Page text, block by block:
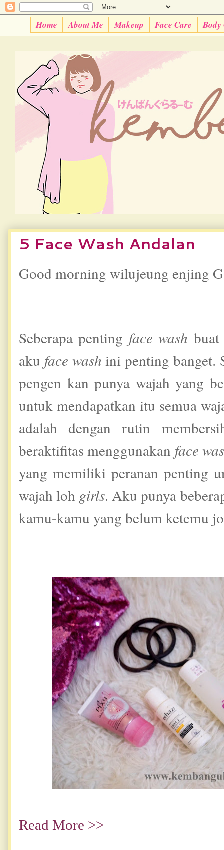
Home About Me Makeup Face Care Body
5 Face Wash Andalan
Good morning wilujeung enjing
Seberapa penting face wash
aku face wash ini penting banget.
pengen kan punya wajah yang
untuk mendapatkan itu semua
adalah dengan rutin
beraktifitas menggunakan face
yang memiliki peranan penting
wajah loh girls. Aku punya
kamu-kamu yang belum ketemu
Read More >>